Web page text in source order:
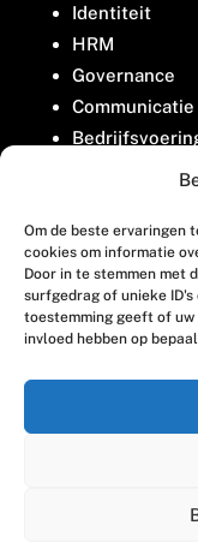
Om de beste ervaringen
cookies om informatie
Door in te stemmen met
surfgedrag of unieke
toestemming geeft of
invloed hebben op
Identiteit
HRM
Governance
Communicatie
Contact
Houttuinlaan 8
3447 GM